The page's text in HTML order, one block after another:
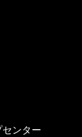
ンター